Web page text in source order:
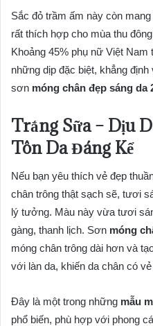
Sắc đỏ trầm ấm này còn
rất thích hợp cho mùa thu
Khoảng 45% phụ nữ Việt
những dịp đặc biệt, khẳng
sơn móng chân đẹp sáng da
Trắng Sữa – Dịu
Tôn Da Đáng Kể
Nếu bạn yêu thích vẻ đẹp
chân trông thật sạch sẽ, tươi
lý tưởng. Màu này vừa tươi
gàng, thanh lịch. Sơn móng
móng chân trông dài hơn và
với làn da, khiến da chân có vẻ
Đây là một trong những mẫu
phổ biến, phù hợp với phong